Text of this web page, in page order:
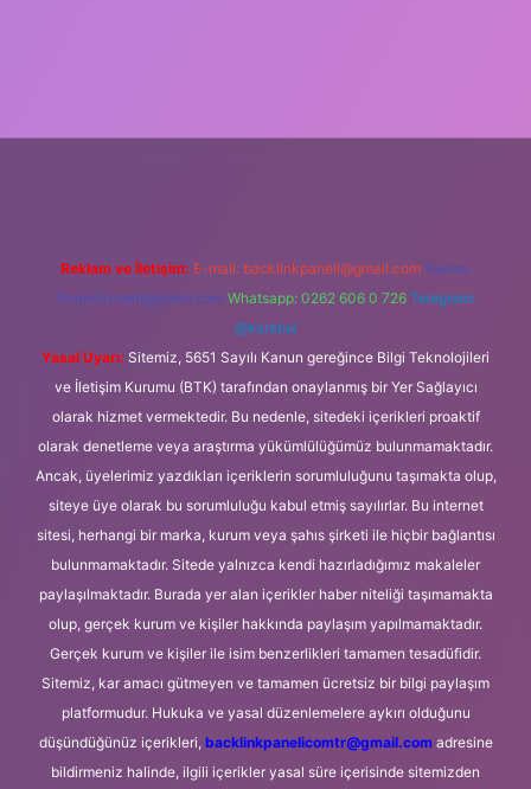
Reklam ve İletişim: E-mail: backlinkpaneli@gmail.com Teams:
forumhizmeti@gmail.com Whatsapp: 0262 606 0 726 Telegram:
@karabul
Yasal Uyarı: Sitemiz, 5651 Sayılı Kanun gereğince Bilgi Teknolojileri
ve İletişim Kurumu (BTK) tarafından onaylanmış bir Yer Sağlayıcı
olarak hizmet vermektedir. Bu nedenle, sitedeki içerikleri proaktif
olarak denetleme veya araştırma yükümlülüğümüz bulunmamaktadır.
Ancak, üyelerimiz yazdıkları içeriklerin sorumluluğunu taşımakta olup,
siteye üye olarak bu sorumluluğu kabul etmiş sayılırlar. Bu internet
sitesi, herhangi bir marka, kurum veya şahıs şirketi ile hiçbir bağlantısı
bulunmamaktadır. Sitede yalnızca kendi hazırladığımız makaleler
paylaşılmaktadır. Burada yer alan içerikler haber niteliği taşımamakta
olup, gerçek kurum ve kişiler hakkında paylaşım yapılmamaktadır.
Gerçek kurum ve kişiler ile isim benzerlikleri tamamen tesadüfidir.
Sitemiz, kar amacı gütmeyen ve tamamen ücretsiz bir bilgi paylaşım
platformudur. Hukuka ve yasal düzenlemelere aykırı olduğunu
düşündüğünüz içerikleri, backlinkpanelicomtr@gmail.comadresine
bildirmeniz halinde, ilgili içerikler yasal süre içerisinde sitemizden